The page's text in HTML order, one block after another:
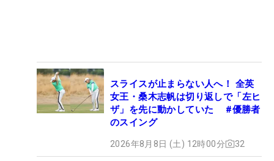
スライスが止まらない人へ！ 全英
女王・桑木志帆は切り返しで「左ヒ
ザ」を先に動かしていた #優勝者
のスイング
2026年8月8日 (土) 12時00分 32